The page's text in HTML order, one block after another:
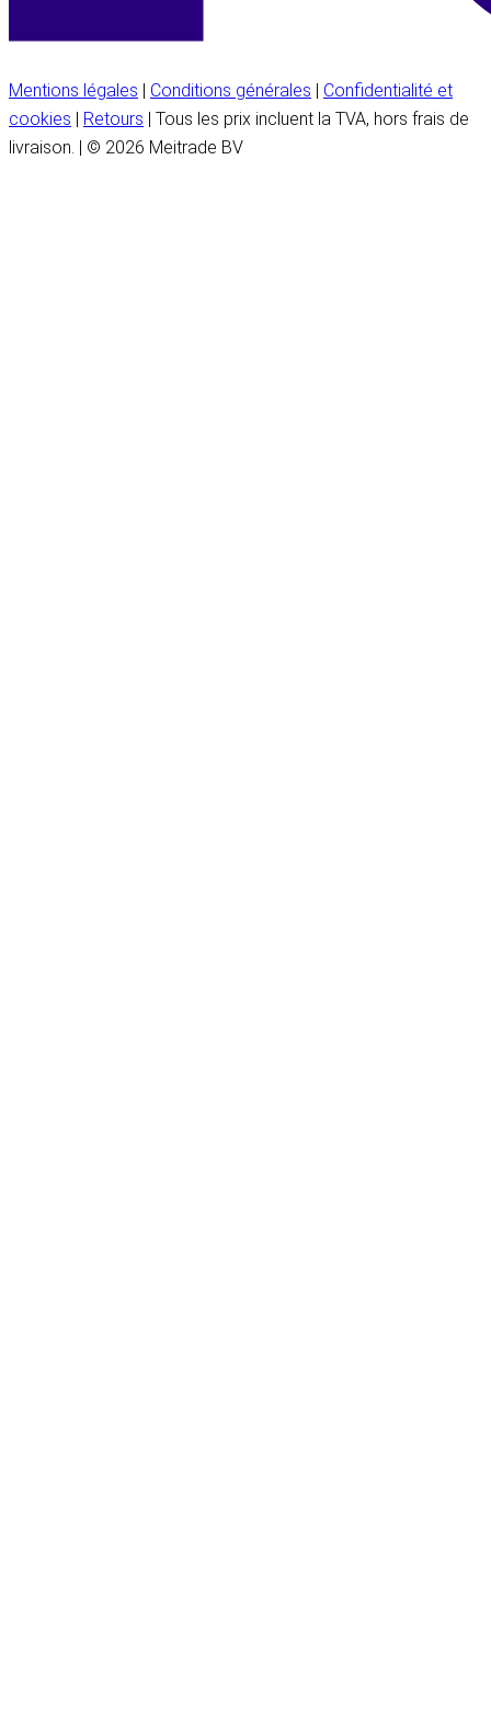
Mentions légales | Conditions générales | Confidentialité et
cookies | Retours | Tous les prix incluent la TVA, hors frais de
livraison. | © 2026 Meitrade BV